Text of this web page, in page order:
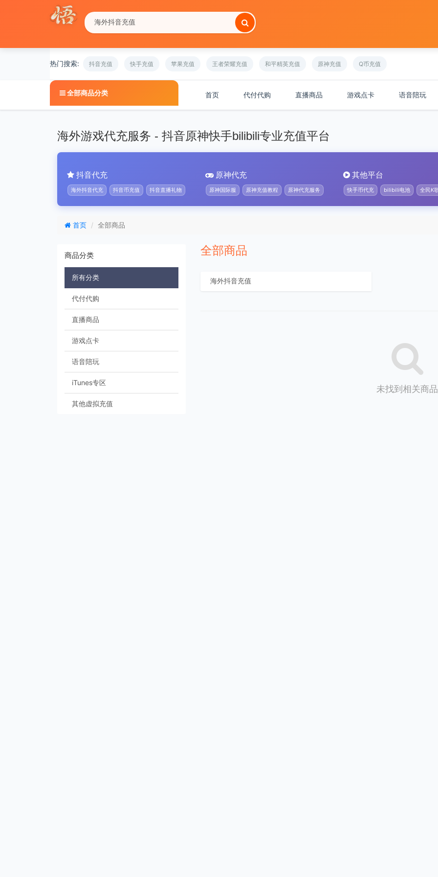
热门搜索: 抖音充值 快手充值 苹果充值 王者荣耀充值 和平精英充值 原神充值 Q币充值
全部商品分类 首页 代付代购 直播商品 游戏点卡 语音陪玩
海外游戏代充服务 - 抖音原神快手bilibili专业充值平台
抖音代充
海外抖音代充 抖音币充值 抖音直播礼物
原神代充
原神国际服 原神充值教程 原神代充服务
其他平台
快手币代充 bilibili电池 全民K
首页 全部商品
商品分类
所有分类
代付代购
直播商品
游戏点卡
语音陪玩
iTunes专区
其他虚拟充值
全部商品
未找到相关商品